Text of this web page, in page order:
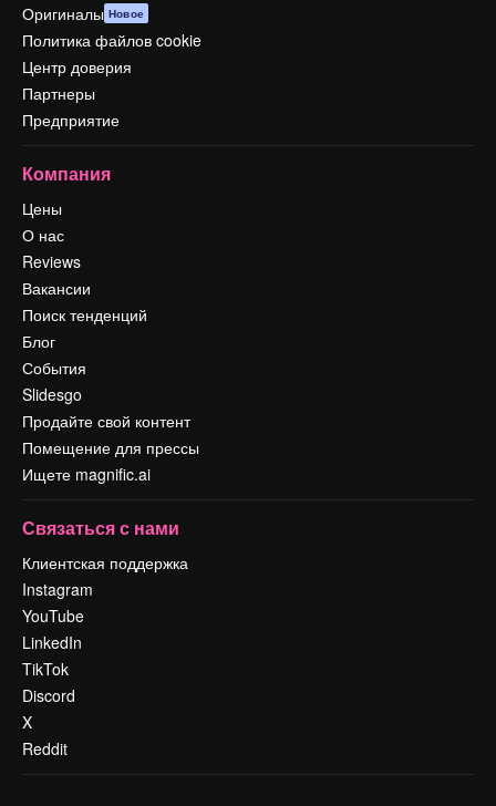
Оригиналы Новое
Политика файлов cookie
Центр доверия
Партнеры
Предприятие
Компания
Цены
О нас
Reviews
Вакансии
Поиск тенденций
Блог
События
Slidesgo
Продайте свой контент
Помещение для прессы
Ищете magnific.ai
Связаться с нами
Клиентская поддержка
Instagram
YouTube
LinkedIn
TikTok
Discord
X
Reddit